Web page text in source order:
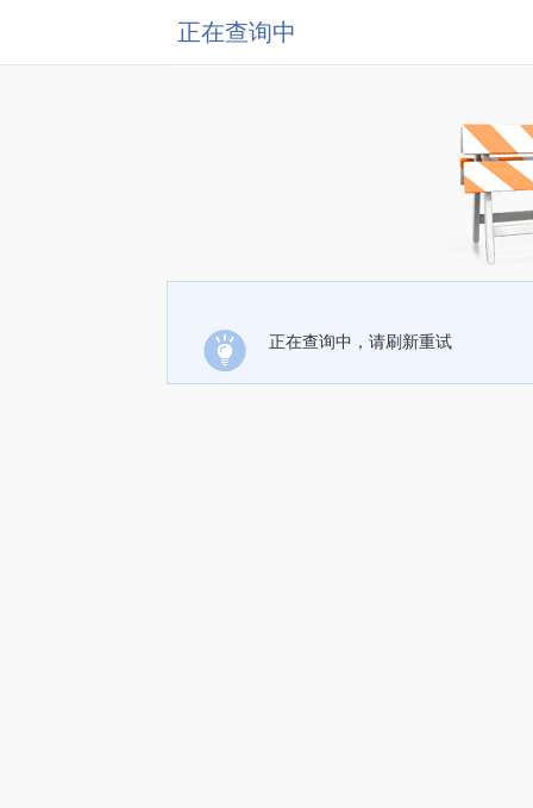
正在查询中
正在查询中，请刷新重试